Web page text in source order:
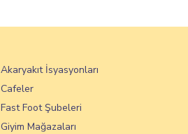
Akaryakıt İsyasyonları
Cafeler
Fast Foot Şubeleri
Giyim Mağazaları